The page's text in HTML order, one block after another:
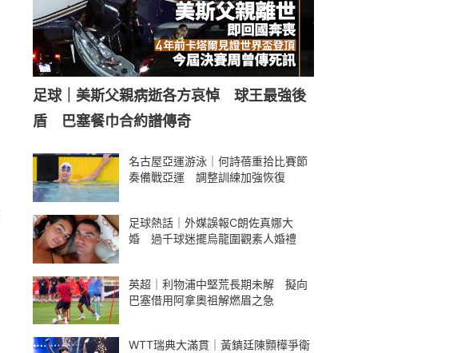
足球｜美斯父親病逝各方哀悼 球王最強後
盾 巴塞餐巾合約譜傳奇
名古屋亞運游泳｜何詩蓓重拾比賽節
奏備戰亞運 調整訓練加強恢復
足球熱話｜外媒誤報C朗佐真娜大
婚 過千球迷擺烏龍圍觀素人婚禮
英超｜利物浦中堅荒長期未解 擬向
巴塞借用阿拿奧祖解燃眉之急
WTT瑞典大滿貫｜黃鎮廷陳顥樺爭衛